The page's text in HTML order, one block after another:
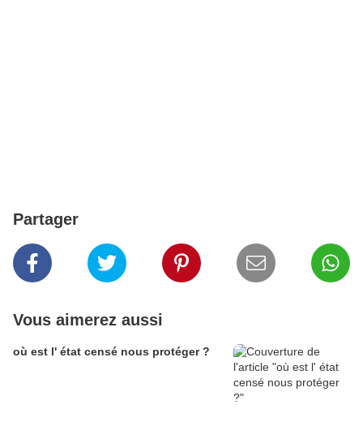
Partager
Vous aimerez aussi
où est l' état censé nous protéger ?